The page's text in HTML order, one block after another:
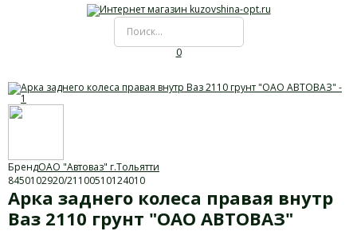
0
БрендОАО "Автоваз" г.Тольятти
8450102920/21100510124010
Арка заднего колеса правая внутр
Ваз 2110 грунт "ОАО АВТОВАЗ"